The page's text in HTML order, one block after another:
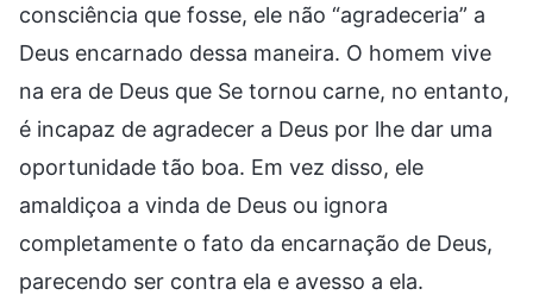
consciência que fosse, ele não “agradeceria” a
Deus encarnado dessa maneira. O homem vive
na era de Deus que Se tornou carne, no entanto,
é incapaz de agradecer a Deus por lhe dar uma
oportunidade tão boa. Em vez disso, ele
amaldiçoa a vinda de Deus ou ignora
completamente o fato da encarnação de Deus,
parecendo ser contra ela e avesso a ela.